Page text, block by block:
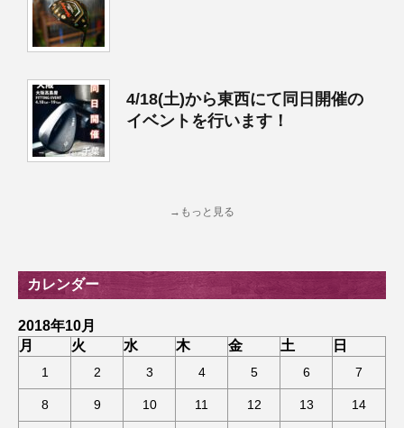
4/18(土)から東西にて同日開催の
イベントを行います！
→もっと見る
カレンダー
2018年10月
月
火 水 木 金 土 日
1 2 3 4 5 6 7
8 9 10 11 12 13 14